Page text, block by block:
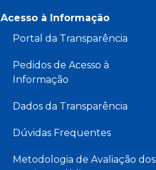
Acesso à Informação
Portal da Transparência
Pedidos de Acesso à
Informação
Dados da Transparência
Dúvidas Frequentes
Metodologia de Avaliação dos